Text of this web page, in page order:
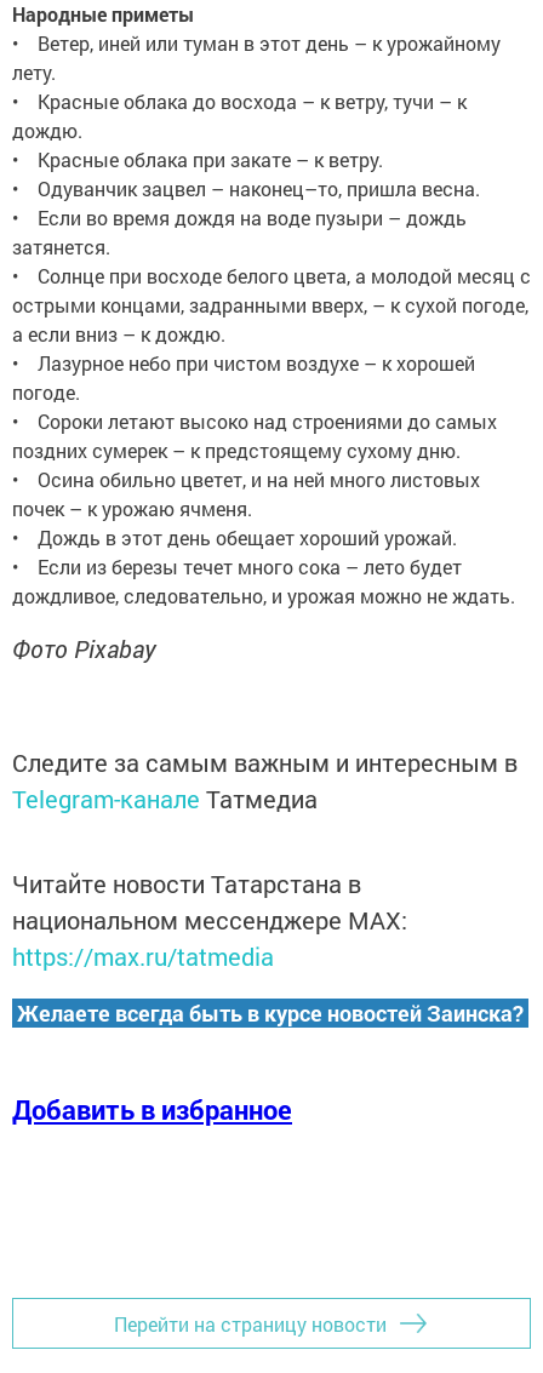
Народные приметы
• Ветер, иней или туман в этот день – к урожайному
лету.
• Красные облака до восхода – к ветру, тучи – к
дождю.
• Красные облака при закате – к ветру.
• Одуванчик зацвел – наконец–то, пришла весна.
• Если во время дождя на воде пузыри – дождь
затянется.
• Солнце при восходе белого цвета, а молодой месяц с
острыми концами, задранными вверх, – к сухой погоде,
а если вниз – к дождю.
• Лазурное небо при чистом воздухе – к хорошей
погоде.
• Сороки летают высоко над строениями до самых
поздних сумерек – к предстоящему сухому дню.
• Осина обильно цветет, и на ней много листовых
почек – к урожаю ячменя.
• Дождь в этот день обещает хороший урожай.
• Если из березы течет много сока – лето будет
дождливое, следовательно, и урожая можно не ждать.
Фото Pixabay
Следите за самым важным и интересным в
Telegram-канале Татмедиа
Читайте новости Татарстана в
национальном мессенджере MАХ:
https://max.ru/tatmedia
Желаете всегда быть в курсе новостей Заинска?
Добавить в избранное
Перейти на страницу новости